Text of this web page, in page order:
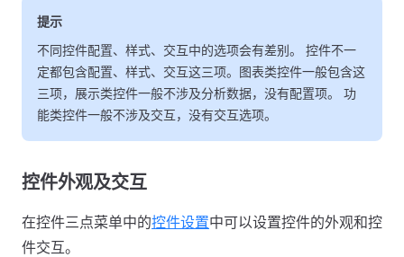
提示
不同控件配置、样式、交互中的选项会有差别。 控件不一
定都包含配置、样式、交互这三项。图表类控件一般包含这
三项，展示类控件一般不涉及分析数据，没有配置项。 功
能类控件一般不涉及交互，没有交互选项。
控件外观及交互
在控件三点菜单中的控件设置中可以设置控件的外观和控
件交互。